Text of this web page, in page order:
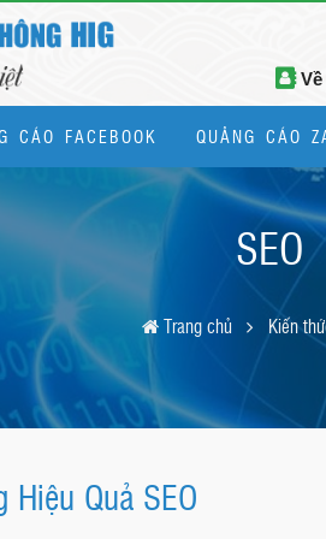
CÁO FACEBOOK QUẢNG CÁO
SEO
Trang chủ Kiến
Quả SEO